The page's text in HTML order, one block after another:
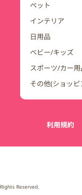
ペット
インテリア
日用品
ベビー/キッズ
スポーツ/カー用
その他(ショッピ
利用規約
Reserved.